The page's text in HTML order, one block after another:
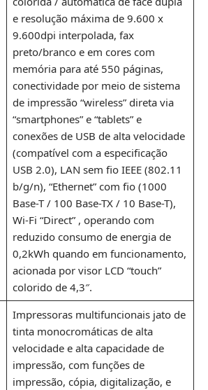
e resolução máxima de 9.600 x
9.600dpi interpolada, fax
preto/branco e em cores com
memória para até 550 páginas,
conectividade por meio de sistema
de impressão “wireless” direta via
“smartphones” e “tablets” e
conexões de USB de alta velocidade
(compatível com a especificação
USB 2.0), LAN sem fio IEEE (802.11
b/g/n), “Ethernet” com fio (1000
Base-T / 100 Base-TX / 10 Base-T),
Wi-Fi “Direct” , operando com
reduzido consumo de energia de
0,2kWh quando em funcionamento,
acionada por visor LCD “touch”
colorido de 4,3″.
Impressoras multifuncionais jato de
tinta monocromáticas de alta
velocidade e alta capacidade de
impressão, com funções de
impressão, cópia, digitalização, e